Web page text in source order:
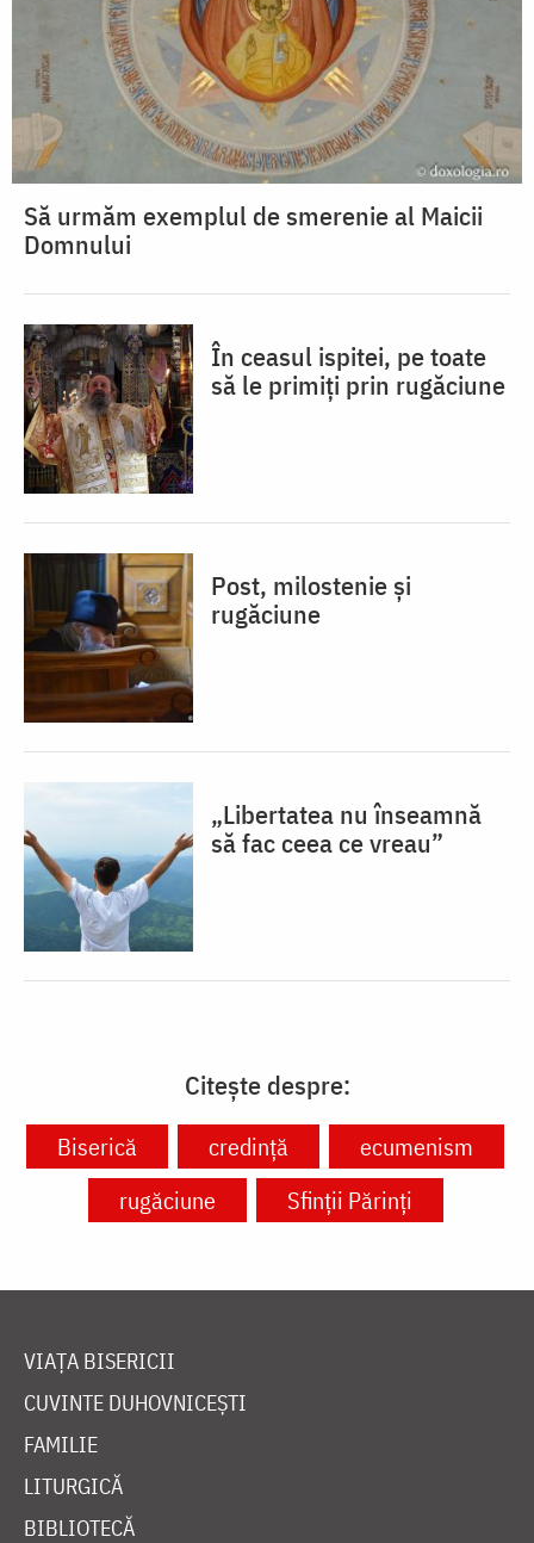
Să urmăm exemplul de smerenie al Maicii
Domnului
În ceasul ispitei, pe toate
să le primiți prin rugăciune
Post, milostenie și
rugăciune
„Libertatea nu înseamnă
să fac ceea ce vreau”
Citește despre:
Biserică credință
ecumenism
rugăciune
Sfinții Părinți
VIAȚA BISERICII
CUVINTE DUHOVNICEȘTI
FAMILIE
LITURGICĂ
BIBLIOTECĂ